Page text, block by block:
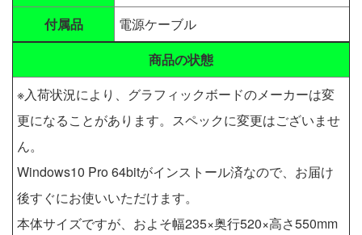
付属品
電源ケーブル
商品の状態
※入荷状況により、グラフィックボードのメーカーは変
更になることがあります。スペックに変更はございませ
ん。
Windows10 Pro 64bitがインストール済なので、お届け
後すぐにお使いいただけます。
本体サイズですが、およそ幅235×奥行520×高さ550mm